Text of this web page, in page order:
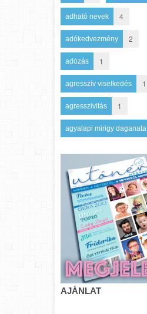
adható nevek 4
adókedvezmény 2
adózás 1
agresszív viselkedés 1
agresszivitás 1
agyalapi mirigy daganata
AJÁNLAT